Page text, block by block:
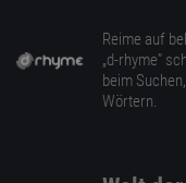
Reime auf
„d-rhyme”
beim
Wörtern.